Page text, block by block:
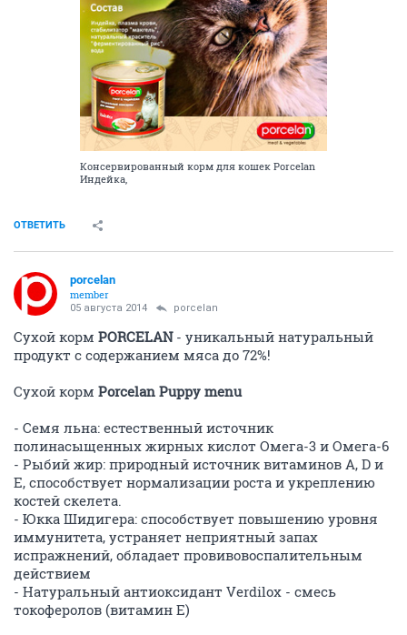
Консервированный корм для кошек Porcelan
Индейка,
ОТВЕТИТЬ
porcelan
member
05 августа 2014 porcelan
Сухой корм PORCELAN - уникальный натуральный
продукт с содержанием мяса до 72%!
Сухой корм Porcelan Puppy menu
- Семя льна: естественный источник
полинасыщенных жирных кислот Омега-3 и Омега-6
- Рыбий жир: природный источник витаминов А, D и
E, способствует нормализации роста и укреплению
костей скелета.
- Юкка Шидигера: способствует повышению уровня
иммунитета, устраняет неприятный запах
испражнений, обладает провивовоспалительным
действием
- Натуральный антиоксидант Verdilox - смесь
токоферолов (витамин Е)